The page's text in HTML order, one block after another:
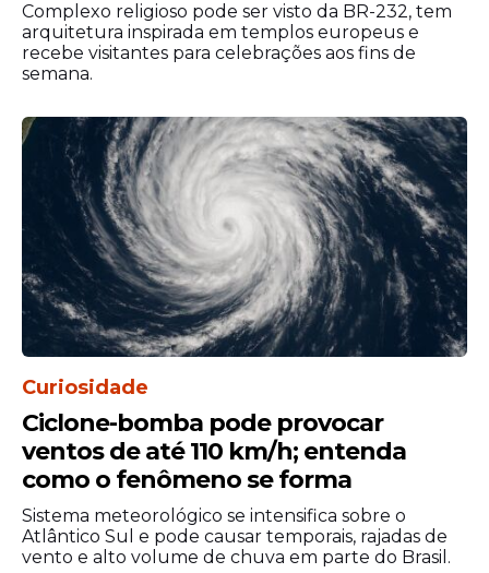
Complexo religioso pode ser visto da BR-232, tem
arquitetura inspirada em templos europeus e
recebe visitantes para celebrações aos fins de
semana.
Curiosidade
Ciclone-bomba pode provocar
ventos de até 110 km/h; entenda
como o fenômeno se forma
Sistema meteorológico se intensifica sobre o
Atlântico Sul e pode causar temporais, rajadas de
vento e alto volume de chuva em parte do Brasil.